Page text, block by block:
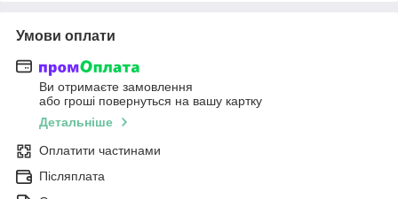
Умови оплати
Ви отримаєте замовлення
або гроші повернуться на вашу картку
Детальніше
Оплатити частинами
Післяплата